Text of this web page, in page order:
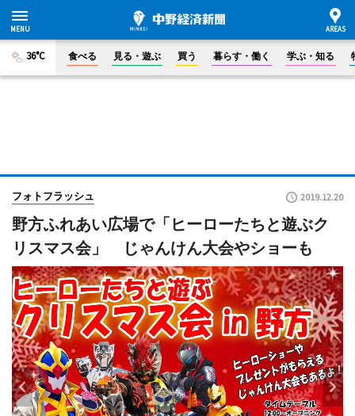
36°C 食べる 見る・遊ぶ 買う 暮らす・働く 学ぶ・知る
フォトフラッシュ 2019.12.20
野方ふれあい広場で「ヒーローたちと遊ぶク
リスマス会」 じゃんけん大会やショーも